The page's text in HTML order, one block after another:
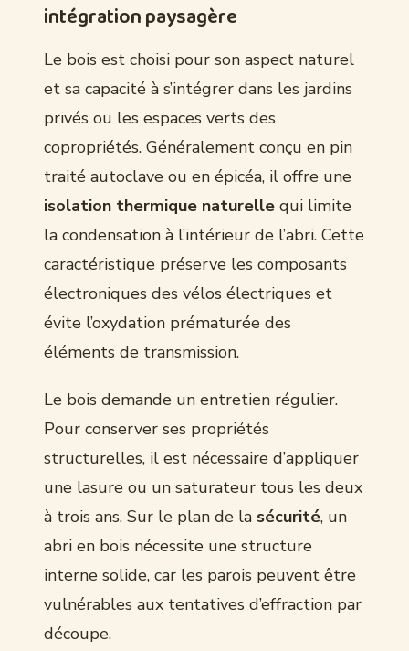
intégration paysagère
Le bois est choisi pour son aspect naturel
et sa capacité à s’intégrer dans les jardins
privés ou les espaces verts des
copropriétés. Généralement conçu en pin
traité autoclave ou en épicéa, il offre une
isolation thermique naturelle qui limite
la condensation à l’intérieur de l’abri. Cette
caractéristique préserve les composants
électroniques des vélos électriques et
évite l’oxydation prématurée des
éléments de transmission.
Le bois demande un entretien régulier.
Pour conserver ses propriétés
structurelles, il est nécessaire d’appliquer
une lasure ou un saturateur tous les deux
à trois ans. Sur le plan de la sécurité, un
abri en bois nécessite une structure
interne solide, car les parois peuvent être
vulnérables aux tentatives d’effraction par
découpe.